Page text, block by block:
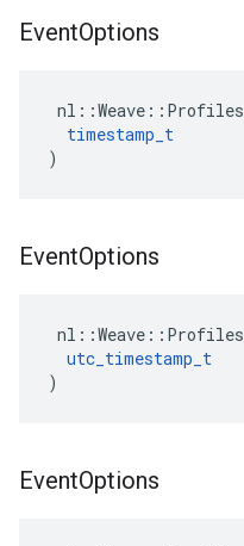
EventOptions
timestamp_t
)
EventOptions
utc_timestamp_t
)
EventOptions